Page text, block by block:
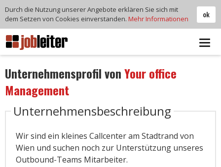
Unternehmensprofil vonYour office
Management
Unternehmensbeschreibung
Wir sind ein kleines Callcenter am Stadtrand von
Wien und suchen noch zur Unterstützung unseres
Outbound-Teams Mitarbeiter.
ok
Durch die Nutzung unserer Angebote erklären Sie sich mit
dem Setzen von Cookies einverstanden. Mehr Informationen